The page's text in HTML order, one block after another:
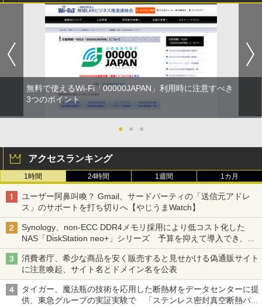
無料で使えるWi-Fi「00000JAPAN」利用時に注意すべき
3つのポイント
● ● ●
アクセスランキング
1時間 24時間 1週間 1カ月
ユーザー阿鼻叫喚？ Gmail、サードパーティの「送信元アドレ
ス」のサポートを打ち切りへ【やじうまWatch】
Synology、non-ECC DDR4メモリ採用により低コスト化した
NAS「DiskStation neo+」シリーズ 予算を抑えて導入でき、
ECCメモリへのアップグレードも可能
消費者庁、希少な商品を安く販売すると見せかける偽通販サイト
に注意喚起、サイト名とドメイン名を公表
タイガー、魔法瓶の技術を応用した断熱材をデータセンターに提
供、東急グループの実証実験で 「ステンレス密封真空断熱パネ